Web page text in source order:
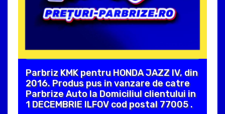
Parbriz KMK pentru HONDA JAZZ IV, din
2016. Produs pus in vanzare de catre
Parbrize Auto la Domiciliul clientului in
1 DECEMBRIE ILFOV cod postal 77005 .